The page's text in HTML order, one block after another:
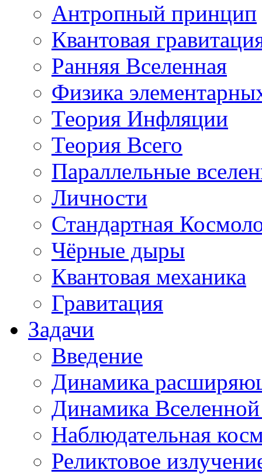
Антропный принцип
Квантовая
Ранняя Вселенная
Физика
Теория Инфляции
Теория Всего
Параллельные
Личности
Стандартная
Чёрные дыры
Квантовая механика
Гравитация
Задачи
Введение
Динамика
Динамика
Наблюдательная
Реликтовое